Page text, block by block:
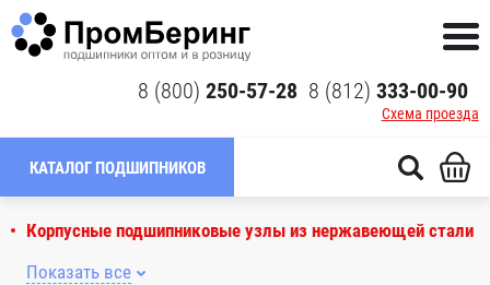
8 (800) 250-57-28 8 (812) 333-00-90
Схема проезда
КАТАЛОГ ПОДШИПНИКОВ
Корпусные подшипниковые узлы из нержавеющей стали
Показать все